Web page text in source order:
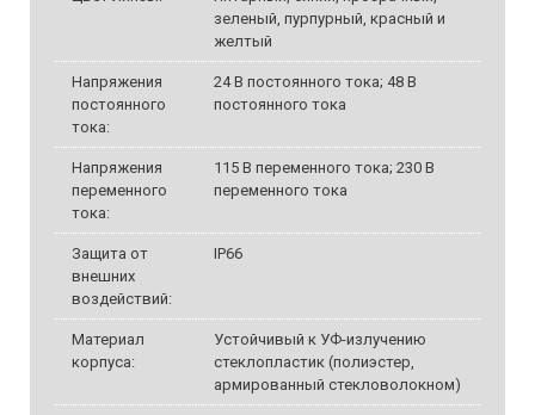
зеленый, пурпурный, красный и
желтый
Напряжения
постоянного
тока:
24 В постоянного тока; 48 В
постоянного тока
Напряжения
переменного
тока:
115 В переменного тока; 230 В
переменного тока
Защита от
внешних
воздействий:
IP66
Материал
корпуса:
Устойчивый к УФ-излучению
стеклопластик (полиэстер,
армированный стекловолокном)